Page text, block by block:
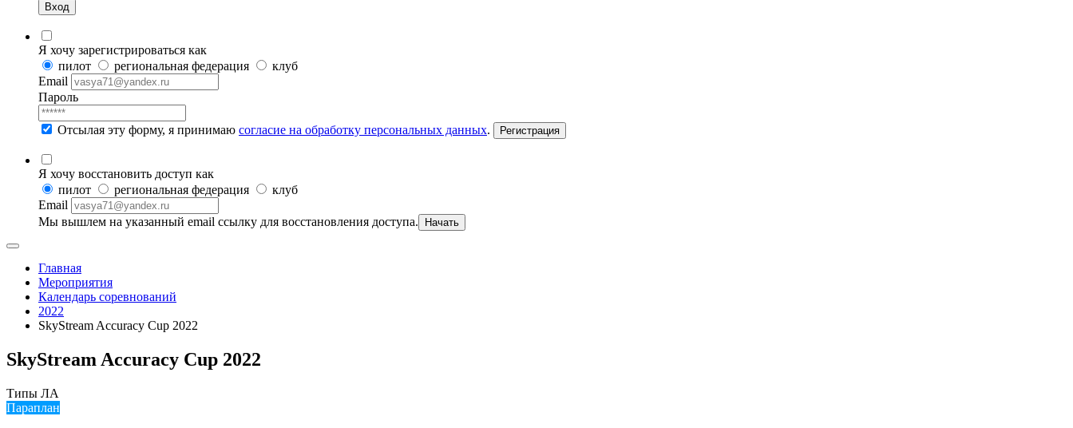
Вход
Я хочу зарегистрироваться как
пилот
региональная федерация
клуб
Email
Пароль
Отсылая эту форму, я принимаю согласие на обработку персональных данных. Регистрация
Я хочу восстановить доступ как
пилот
региональная федерация
клуб
Email
Мы вышлем на указанный email ссылку для восстановления доступа.
Начать
Главная
Мероприятия
Календарь соревнований
2022
SkyStream Accuracy Cup 2022
SkyStream Accuracy Cup 2022
Типы ЛА
Параплан